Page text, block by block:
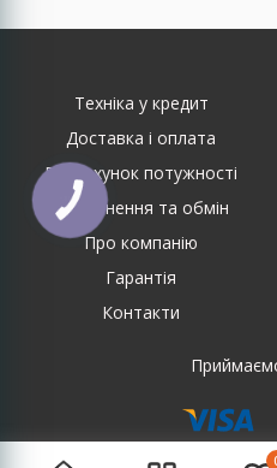
Техніка у кредит
Доставка і оплата
Розрахунок потужності
Повернення та обмін
Про компанію
Гарантія
Контакти
КНОПКА
ЗВ'ЯЗКУ